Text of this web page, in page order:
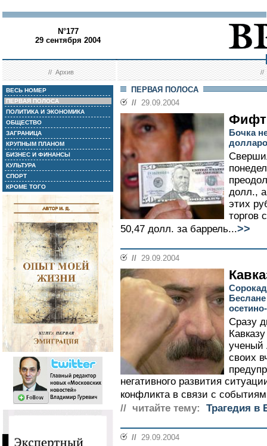
N°177
29 сентября 2004
//Архив //
ВЕСЬ НОМЕР
ПЕРВАЯ ПОЛОСА
ПОЛИТИКА И ЭКОНОМИКА
ОБЩЕСТВО
ЗАГРАНИЦА
КРУПНЫМ ПЛАНОМ
БИЗНЕС И ФИНАНСЫ
КУЛЬТУРА
СПОРТ
КРОМЕ ТОГО
ПЕРВАЯ ПОЛОСА
// 29.09.2004
Бочка
долл.,
этих
торгов
50,47 долл. за баррель...>>
// 29.09.2004
Сразу
ученый
своих
негативного развития
конфликта в связи с
// читайте тему:
Трагедия в
// 29.09.2004